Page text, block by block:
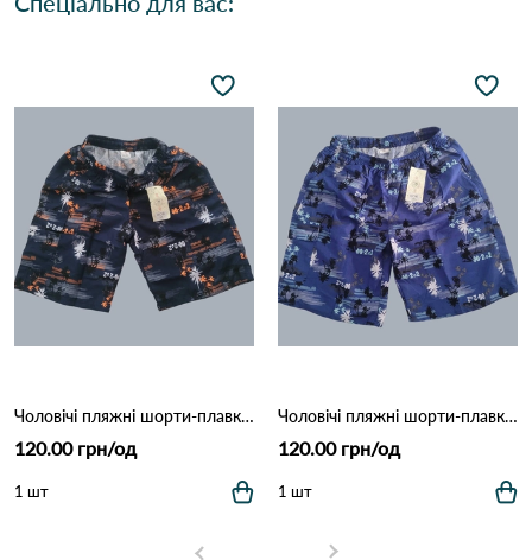
Чоловічі пляжні шорти-плавки з сіткою "Tropical Palm" (Опт) 006 Темно Синій
120.00 грн/од
1 шт
Чоловічі пляжні шорти-плавки з сіткою "Tropical Palm" (Опт) 006 Синій
120.00 грн/од
1 шт